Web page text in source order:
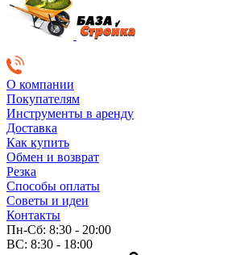
О компании
Покупателям
Инструменты в аренду
Доставка
Как купить
Обмен и возврат
Резка
Способы оплаты
Советы и идеи
Контакты
Пн-Сб: 8:30 - 20:00
ВС: 8:30 - 18:00